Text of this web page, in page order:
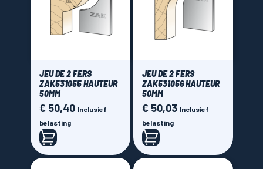
JEU DE 2 FERS
ZAK531055 HAUTEUR
50MM
Prijs
€ 50,40 Inclusief
belasting
JEU DE 2 FERS
ZAK531056 HAUTEUR
50MM
Prijs
€ 50,03 Inclusief
belasting